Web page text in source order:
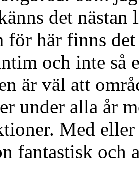
det nästan
för här finns
och inte så
är väl att
under alla år
Med
fantastisk och